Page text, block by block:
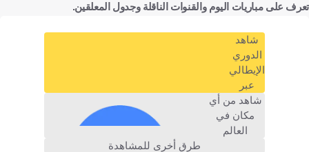
كأس ملك إسبانيا
كأس آسيا تحت 23 عامًا
ألباسيتي ضد ريال مدريد
ريال مدريد
ريال بيتيس ضد إلتشي
ريال بيتيس
الدوري الإيطالي
كولن ضد بايرن ميونخ
كولن
الدوري الألماني
السنغال ضد مصر
مصر نيجيريا ضد المغرب
تعرف على مباريات اليوم والقنوات الناقلة وجدول المعلقين.
شاهد
الدوري
الإيطالي
عبر
شاهد من أي
مكان في
العالم
طرق أخرى للمشاهدة